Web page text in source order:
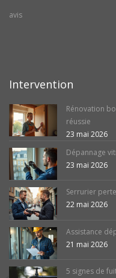
avis
Intervention
Rénovation
réussie
23 mai 2026
Dépannage
23 mai 2026
Serrurier
22 mai 2026
Assistance
21 mai 2026
5 signes de